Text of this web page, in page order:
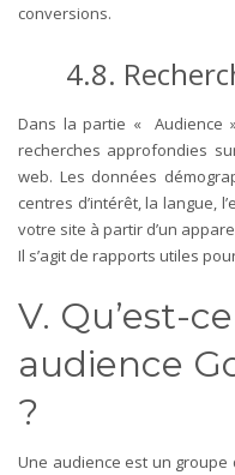
conversions.
4.8.
Dans la partie « Audience
recherches approfondies
web. Les données
centres d’intérêt, la langue,
votre site à partir d’un
Il s’agit de rapports utiles
V. Qu’est-
audience
?
Une audience est un groupe